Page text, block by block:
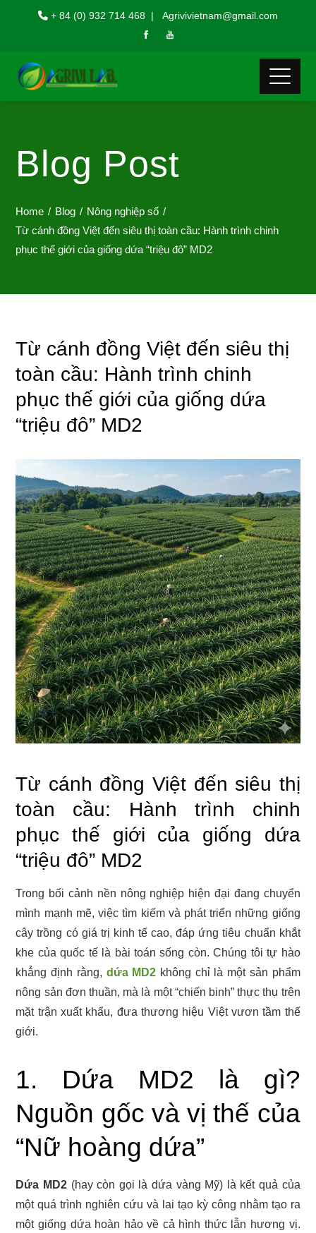
+ 84 (0) 932 714 468 | Agrivivietnam@gmail.com
Blog Post
Home Blog
Nông nghiệp số
Từ cánh đồng Việt đến siêu thị toàn cầu: Hành trình chinh
phục thế giới của giống dứa “triệu đô” MD2
Từ cánh đồng Việt đến siêu thị
toàn cầu: Hành trình chinh
phục thế giới của giống dứa
“triệu đô” MD2
Từ cánh đồng Việt đến siêu thị
toàn cầu: Hành trình chinh
phục thế giới của giống dứa
“triệu đô” MD2
Trong bối cảnh nền nông nghiệp hiện đại đang chuyển
mình mạnh mẽ, việc tìm kiếm và phát triển những giống
cây trồng có giá trị kinh tế cao, đáp ứng tiêu chuẩn khắt
khe của quốc tế là bài toán sống còn. Chúng tôi tự hào
khẳng định rằng, dứa MD2 không chỉ là một sản phẩm
nông sản đơn thuần, mà là một “chiến binh” thực thụ trên
mặt trận xuất khẩu, đưa thương hiệu Việt vươn tầm thế
giới.
1. Dứa MD2 là gì?
Nguồn gốc và vị thế của
“Nữ hoàng dứa”
Dứa MD2 (hay còn gọi là dứa vàng Mỹ) là kết quả của
một quá trình nghiên cứu và lai tạo kỳ công nhằm tạo ra
một giống dứa hoàn hảo về cả hình thức lẫn hương vị.